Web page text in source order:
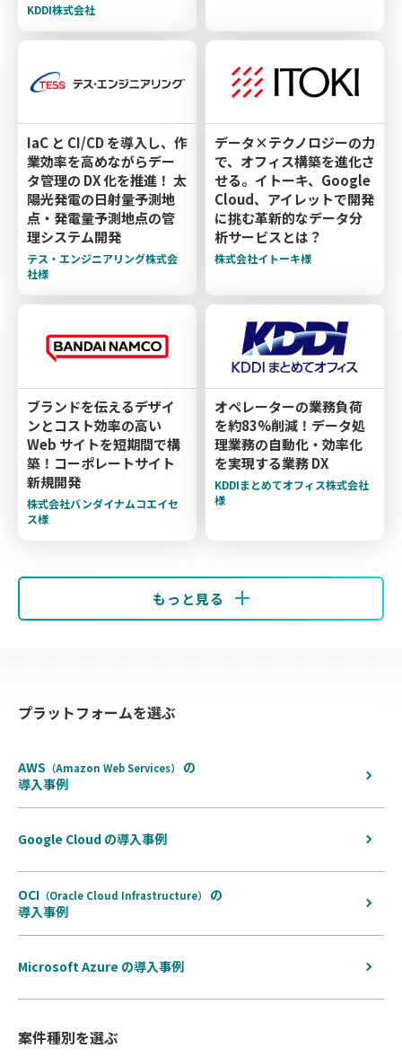
KDDI株式会社
IaC と CI/CD を導入し、作
業効率を高めながらデー
タ管理の DX 化を推進！ 太
陽光発電の日射量予測地
点・発電量予測地点の管
理システム開発
テス・エンジニアリング株式会
社様
データ×テクノロジーの力
で、オフィス構築を進化さ
せる。イトーキ、Google
Cloud、アイレットで開発
に挑む革新的なデータ分
析サービスとは？
株式会社イトーキ様
ブランドを伝えるデザイ
ンとコスト効率の高い
Web サイトを短期間で構
築！コーポレートサイト
新規開発
株式会社バンダイナムコエイセ
ス様
オペレーターの業務負荷
を約83%削減！データ処
理業務の自動化・効率化
を実現する業務 DX
KDDIまとめてオフィス株式会社
様
もっと見る
プラットフォームを選ぶ
AWS （Amazon Web Services）
の
導入事例
Google Cloud の導入事例
OCI （Oracle Cloud Infrastructure）
の
導入事例
Microsoft Azure の導入事例
案件種別を選ぶ